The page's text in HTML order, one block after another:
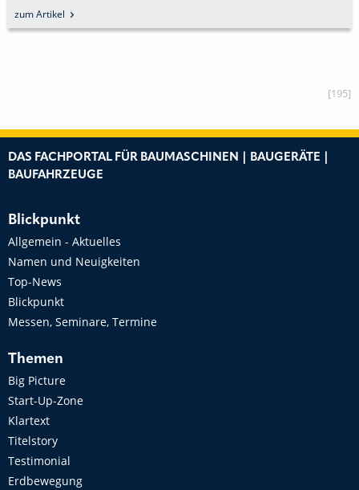
zum Artikel
[195]
DAS FACHPORTAL FÜR BAUMASCHINEN | BAUGERÄTE |
BAUFAHRZEUGE
Blickpunkt
Allgemein - Aktuelles
Namen und Neuigkeiten
Top-News
Blickpunkt
Messen, Seminare, Termine
Themen
Big Picture
Start-Up-Zone
Klartext
Titelstory
Testimonial
Erdbewegung